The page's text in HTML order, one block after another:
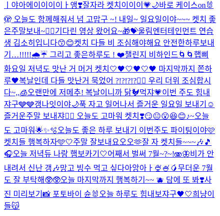
ㅣ야아에이이이이ㅏ앵❣️잘자라 켓치이이이💗🌙바로 케이스on🐰
🫣 오늘도 함께해줘서 넘 고맙구 ~! 내일~ 일요일이야~~~ 켓치 좋
은주말보내~❤️‍🔥기다린 영상 왔어요~🎁💝울림엔터테인먼트 연습
생 김소히입니다😙😊켓치 다들 비 조심해야해요 안전한하루보내
기…!!!!!🌧️☔️ 그리고 좋은하루도 ! ❤️챌린지 비하인드🌀🌀 햅삐
화요일 저녁도 맛난 거 머거 켓치🤍🖤🤍🖤🤍🖤 마지막까지 쫀하
루🖤복날인데 다들 맛난거 묵었어 ?!?!?!?❤️‍🔥 우리 더위 조심합시
다~,,🧊오랜만에 저메추! 복날이니까 닭🐓먹쟈💗이번 주도 힘내
쟈구🩶🩶갱나잇이야🌙푹 자고 일어나서 즐거운 일요일 보내기☺️
즐거운주말 보내쟈❤️‍🔥 오늘도 고마워 켓치❣️😏😐😮😆😊♪~오늘
도 고마워🌟✨🫧 오늘도 좋은 하루 보내기 이번주도 파이팅이야🩷
켓치들 행복하자🩵🤍주말 잘보내요오오🫶잘 자 켓치들~~~🎶🎵
🎧오늘 저녁듀 나랑 햄보카기🤍어째서 벌써 7월~?~!🫨🦋비가 안
내려서 신난 갱🎶망고 빙수 먹고 싶다아앙아ㅏ🍨🍧🥭무더운 7월
도 잘 부탁해🥸🥸오늘 마지막까지 행복하기~~ 🫐 담에 또 봐❣️사
진 미리보기📸 포토바이 슌🐰 오늘 하루도 힘내보쟈구🖤🤍희냥이
들😽